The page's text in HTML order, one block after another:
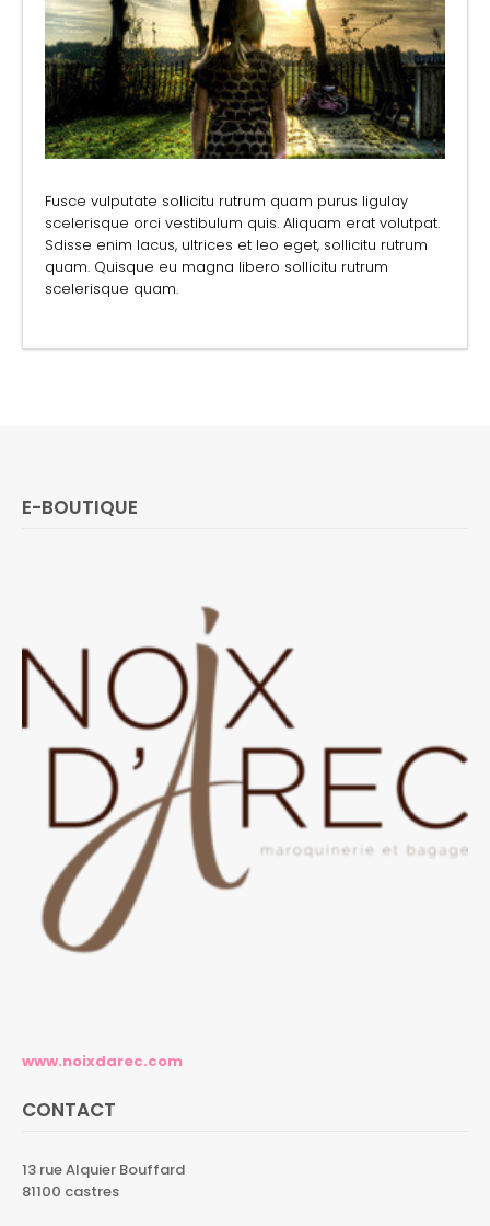
Fusce vulputate sollicitu rutrum quam purus ligulay
scelerisque orci vestibulum quis. Aliquam erat volutpat.
Sdisse enim lacus, ultrices et leo eget, sollicitu rutrum
quam. Quisque eu magna libero sollicitu rutrum
scelerisque quam.
E-BOUTIQUE
www.noixdarec.com
CONTACT
13 rue Alquier Bouffard
81100 castres